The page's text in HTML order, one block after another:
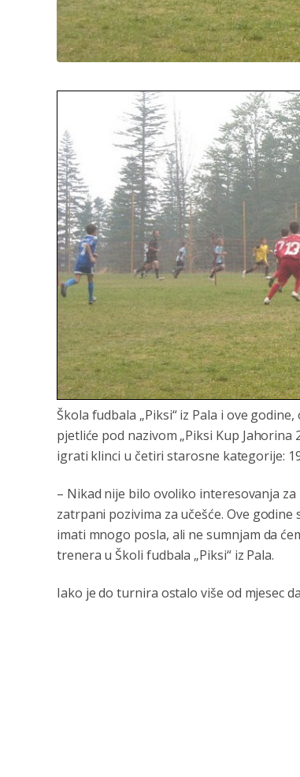
Škola fudbala „Piksi“ iz Pala i ove
pjetliće pod nazivom „Piksi Kup
igrati klinci u četiri starosne kategorije:
– Nikad nije bilo ovoliko interesovanja
zatrpani pozivima za učešće. Ove
imati mnogo posla, ali ne sumnjam da
trenera u Školi fudbala „Piksi“ iz Pala.
Iako je do turnira ostalo više od mjesec